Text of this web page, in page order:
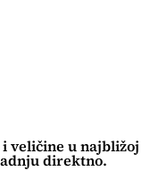
veličine u najbližoj
direktno.